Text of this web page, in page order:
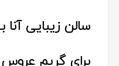
سالن زیبایی آنا
برای گریم